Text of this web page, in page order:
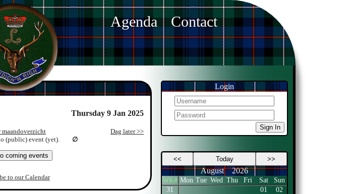
Agenda Contact
Thursday 9 Jan 2025
maandoverzicht
Dag later >>
(public) event (yet).
coming events
to our Calendar
Login
Sign In
<< Today >>
August 2026
WK# Mon Tue Wed Thu Fri Sat
Sun
31
01
02